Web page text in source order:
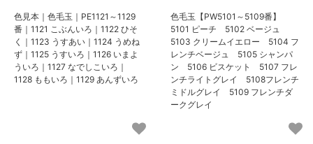
色見本｜色毛玉｜PE1121～1129
番｜1121 こぶんいろ｜1122 ひそ
く｜1123 うすあい｜1124 うめね
ず｜1125 うすいろ｜1126 いまよ
ういろ｜1127 なでしこいろ｜
1128 ももいろ｜1129 あんずいろ
色毛玉【PW5101～5109番】
5101 ピーチ 5102 ベージュ
5103 クリームイエロー 5104 フ
レンチベージュ 5105 シャンパ
ン 5106 ビスケット 5107 フレ
ンチライトグレイ 5108フレンチ
ミドルグレイ 5109 フレンチダ
ークグレイ